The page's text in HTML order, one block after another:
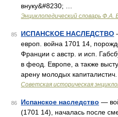
внуку&#8230; …
Энциклопедический словарь Ф.А.
85 ИСПАНСКОЕ НАСЛЕДСТВО
европ. война 1701 14,
Франции с австр. и исп.
в феод. Европе, а также
арену молодых
Советская историческая
86 Испанское наследство —
(1701 14), началась после